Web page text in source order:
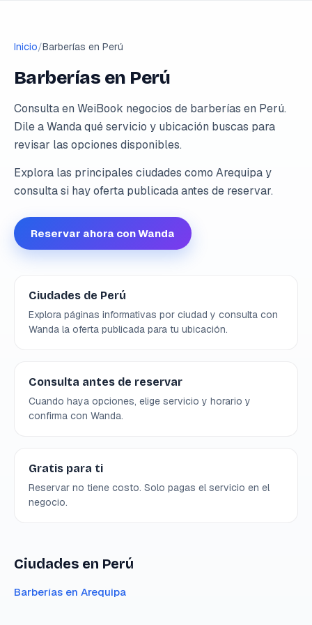
Inicio/Barberías en Perú
Barberías en Perú
Consulta en WeiBook negocios de barberías en Perú.
Dile a Wanda qué servicio y ubicación buscas para
revisar las opciones disponibles.
Explora las principales ciudades como Arequipa y
consulta si hay oferta publicada antes de reservar.
Reservar ahora con Wanda
Ciudades de Perú
Explora páginas informativas por ciudad y consulta con
Wanda la oferta publicada para tu ubicación.
Consulta antes de reservar
Cuando haya opciones, elige servicio y horario y
confirma con Wanda.
Gratis para ti
Reservar no tiene costo. Solo pagas el servicio en el
negocio.
Ciudades en Perú
Barberías en Arequipa